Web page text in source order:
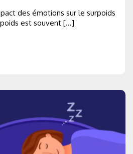
des émotions sur le surpoids
est souvent […]